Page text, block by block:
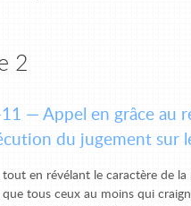
2
— Appel en grâce au
du jugement sur
tout en révélant le caractère de la
tous ceux au moins qui